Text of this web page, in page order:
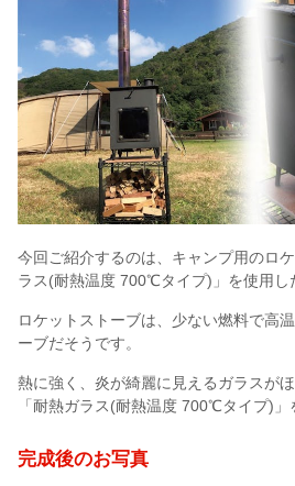
今回ご紹介するのは、キャンプ用のロ
ラス(耐熱温度 700℃タイプ)」を使用し
ロケットストーブは、少ない燃料で高
ーブだそうです。
熱に強く、炎が綺麗に見えるガラスが
「耐熱ガラス(耐熱温度 700℃タイプ)」
完成後のお写真